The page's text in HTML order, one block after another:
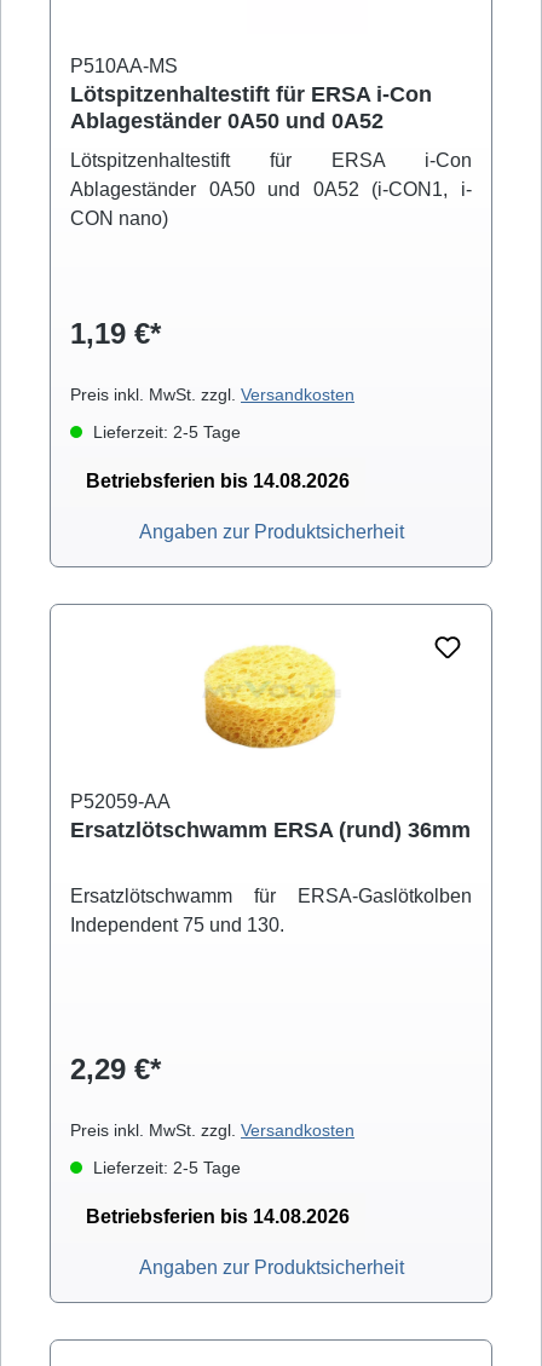
P510AA-MS
Lötspitzenhaltestift für ERSA i-Con
Ablageständer 0A50 und 0A52
Lötspitzenhaltestift für ERSA i-Con
Ablageständer 0A50 und 0A52 (i-CON1, i-
CON nano)
1,19 €*
Preis inkl. MwSt. zzgl. Versandkosten
Lieferzeit: 2-5 Tage
Betriebsferien bis 14.08.2026
Angaben zur Produktsicherheit
P52059-AA
Ersatzlötschwamm ERSA (rund) 36mm
Ersatzlötschwamm für ERSA-Gaslötkolben
Independent 75 und 130.
2,29 €*
Preis inkl. MwSt. zzgl. Versandkosten
Lieferzeit: 2-5 Tage
Betriebsferien bis 14.08.2026
Angaben zur Produktsicherheit